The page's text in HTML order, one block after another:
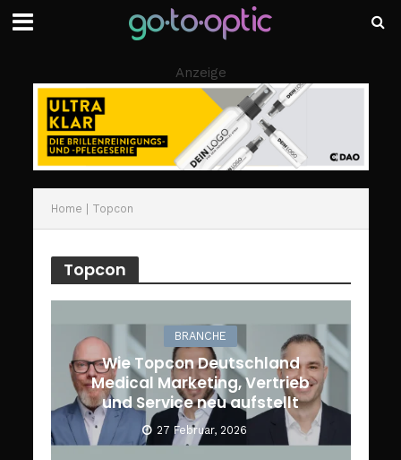
Anzeige
Home | Topcon
Topcon
BRANCHE
Wie Topcon Deutschland
Medical Marketing, Vertrieb
und Service neu aufstellt
27 Februar, 2026